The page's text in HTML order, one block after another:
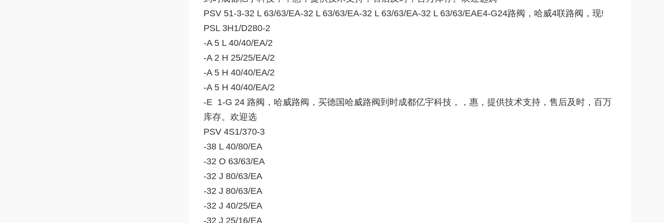
PSV 51-3-32 L 63/63/EA-32 L 63/63/EA-32 L 63/63/EA-32 L 63/63/EAE4-G24路阀，哈威4联路阀，现!
PSL 3H1/D280-2
-A 5 L 40/40/EA/2
-A 2 H 25/25/EA/2
-A 5 H 40/40/EA/2
-A 5 H 40/40/EA/2
-E 1-G 24 路阀，哈威路阀，买德国哈威路阀到时成都亿宇科技，，惠，提供技术支持，售后及时，百万
库存。欢迎选
PSV 4S1/370-3
-38 L 40/80/EA
-32 O 63/63/EA
-32 J 80/63/EA
-32 J 80/63/EA
-32 J 40/25/EA
-32 J 25/16/EA